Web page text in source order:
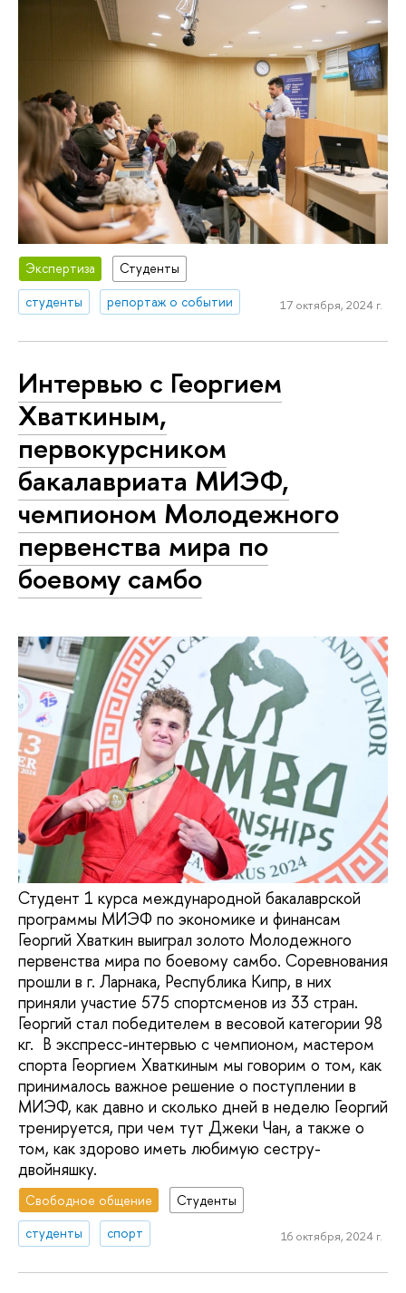
Экспертиза
Студенты
студенты
репортаж о событии 17 октября, 2024 г.
Интервью с Георгием
Хваткиным,
первокурсником
бакалавриата МИЭФ,
чемпионом Молодежного
первенства мира по
боевому самбо
Студент 1 курса международной бакалаврской
программы МИЭФ по экономике и финансам
Георгий Хваткин выиграл золото Молодежного
первенства мира по боевому самбо. Соревнования
прошли в г. Ларнака, Республика Кипр, в них
приняли участие 575 спортсменов из 33 стран.
Георгий стал победителем в весовой категории 98
кг. В экспресс-интервью с чемпионом, мастером
спорта Георгием Хваткиным мы говорим о том, как
принималось важное решение о поступлении в
МИЭФ, как давно и сколько дней в неделю Георгий
тренируется, при чем тут Джеки Чан, а также о
том, как здорово иметь любимую сестру-
двойняшку.
Свободное общение
Студенты
студенты
спорт 16 октября, 2024 г.